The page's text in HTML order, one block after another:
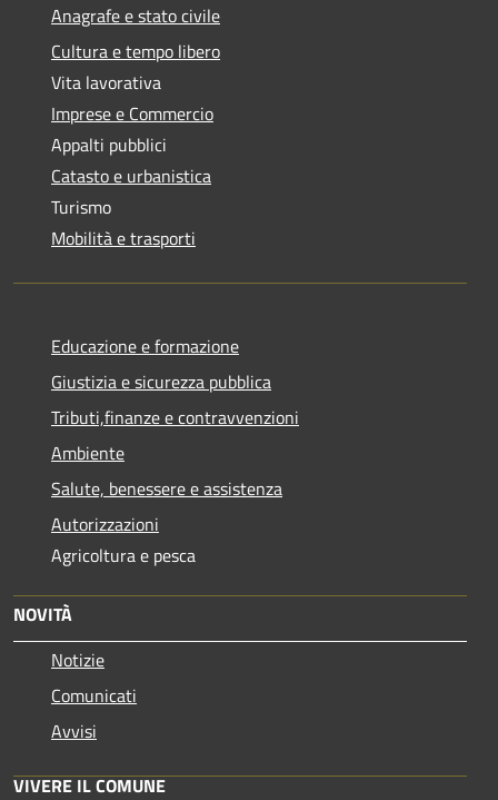
Anagrafe e stato civile
Cultura e tempo libero
Vita lavorativa
Imprese e Commercio
Appalti pubblici
Catasto e urbanistica
Turismo
Mobilità e trasporti
Educazione e formazione
Giustizia e sicurezza pubblica
Tributi,finanze e contravvenzioni
Ambiente
Salute, benessere e assistenza
Autorizzazioni
Agricoltura e pesca
NOVITÀ
Notizie
Comunicati
Avvisi
VIVERE IL COMUNE